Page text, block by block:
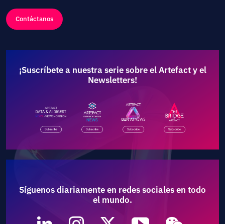
Contáctanos
¡Suscríbete a nuestra serie sobre el Artefact y el
Newsletters!
Síguenos diariamente en redes sociales en todo
el mundo.